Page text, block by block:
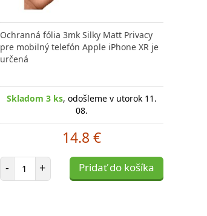
Ochranná fólia 3mk Silky Matt Privacy
pre mobilný telefón Apple iPhone XR je
určená
Skladom 3 ks, odošleme v utorok 11.
08.
14.8 €
- Počet položiek
+ Pridať do košíka